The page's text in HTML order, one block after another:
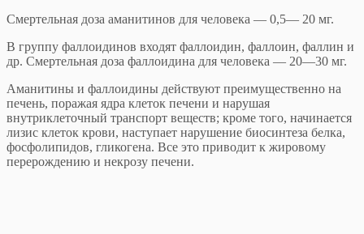
Смертельная доза аманитинов для человека — 0,5— 20 мг.
В группу фаллоидинов входят фаллоидин, фаллоин, фаллин и
др. Смертельная доза фаллоидина для человека — 20—30 мг.
Аманитины и фаллоидины действуют преимущественно на
печень, поражая ядра клеток печени и нарушая
внутриклеточный транспорт веществ; кроме того, начинается
лизис клеток крови, наступает нарушение биосинтеза белка,
фосфолипидов, гликогена. Все это приводит к жировому
перерождению и некрозу печени.